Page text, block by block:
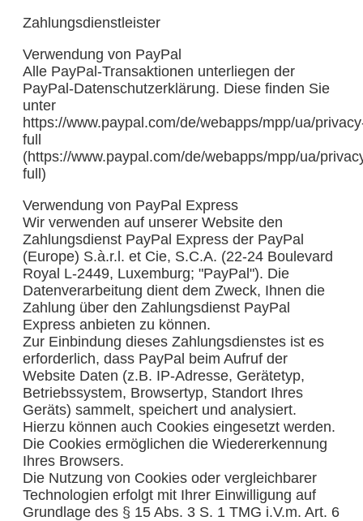
Zahlungsdienstleister
Verwendung von PayPal
Alle PayPal-Transaktionen unterliegen der
PayPal-Datenschutzerklärung. Diese finden Sie
unter
https://www.paypal.com/de/webapps/mpp/ua/
full
(https://www.paypal.com/de/webapps/mpp/ua/
full)
Verwendung von PayPal Express
Wir verwenden auf unserer Website den
Zahlungsdienst PayPal Express der PayPal
(Europe) S.à.r.l. et Cie, S.C.A. (22-24 Boulevard
Royal L-2449, Luxemburg; "PayPal"). Die
Datenverarbeitung dient dem Zweck, Ihnen die
Zahlung über den Zahlungsdienst PayPal
Express anbieten zu können.
Zur Einbindung dieses Zahlungsdienstes ist es
erforderlich, dass PayPal beim Aufruf der
Website Daten (z.B. IP-Adresse, Gerätetyp,
Betriebssystem, Browsertyp, Standort Ihres
Geräts) sammelt, speichert und analysiert.
Hierzu können auch Cookies eingesetzt werden.
Die Cookies ermöglichen die Wiedererkennung
Ihres Browsers.
Die Nutzung von Cookies oder vergleichbarer
Technologien erfolgt mit Ihrer Einwilligung auf
Grundlage des § 15 Abs. 3 S. 1 TMG i.V.m. Art. 6